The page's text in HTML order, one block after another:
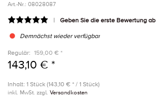
Art.-Nr.: 08028087
Geben Sie die erste Bewertung ab
Demnächst wieder verfügbar
Regulär: 159,00 € *
143,10 € *
Inhalt: 1 Stück (143,10 € * / 1 Stück)
inkl. MwSt. zzgl. Versandkosten